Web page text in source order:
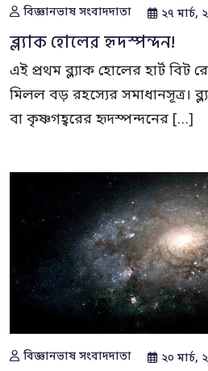
বিজ্ঞানভাষ সংবাদদাতা ২৭ মার্চ,
ব্ল্যাক হোলের হৃদস্পন্দন!
এই প্রথম ব্ল্যাক হোলের হার্ট বিট
মিলল বড় রহস্যের সমাধানসূত্র।
বা কৃষ্ণগহ্বরের হৃদস্পন্দনের […]
বিজ্ঞানভাষ সংবাদদাতা ২০ মার্চ,